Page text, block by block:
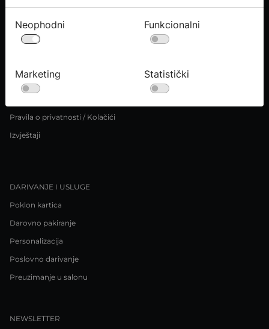
Upiti medija
PRAVNE OBAVIJESTI
Pravila o privatnosti / Kolačići
Izvještaji
DARIVANJE I USLUGE
Poklon kartica
Darovno pakiranje
Personalizacija
Poslovno darivanje
Preuzimanje u salonu
NEWSLETTER
Neophodni Funkcionalni
Marketing Statistički